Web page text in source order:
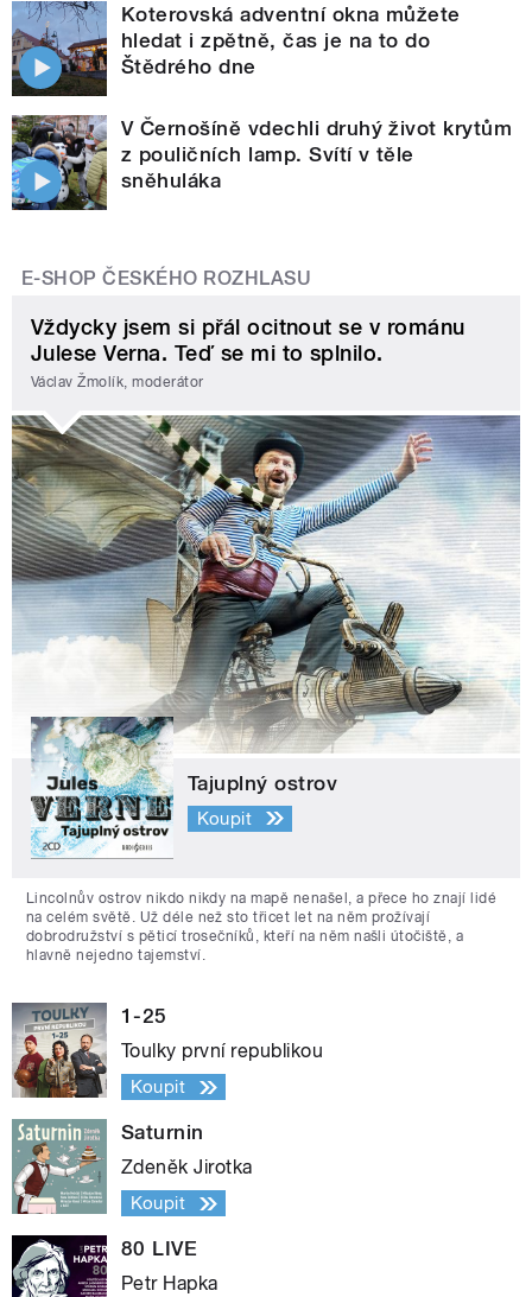
Koterovská adventní okna můžete
hledat i zpětně, čas je na to do
Štědrého dne
V Černošíně vdechli druhý život krytům
z pouličních lamp. Svítí v těle
sněhuláka
E-SHOP ČESKÉHO ROZHLASU
Vždycky jsem si přál ocitnout se v románu
Julese Verna. Teď se mi to splnilo.
Václav Žmolík, moderátor
Tajuplný ostrov
Koupit
Lincolnův ostrov nikdo nikdy na mapě nenašel, a přece ho znají lidé
na celém světě. Už déle než sto třicet let na něm prožívají
dobrodružství s pěticí trosečníků, kteří na něm našli útočiště, a
hlavně nejedno tajemství.
1-25
Toulky první republikou
Koupit
Saturnin
Zdeněk Jirotka
Koupit
80 LIVE
Petr Hapka